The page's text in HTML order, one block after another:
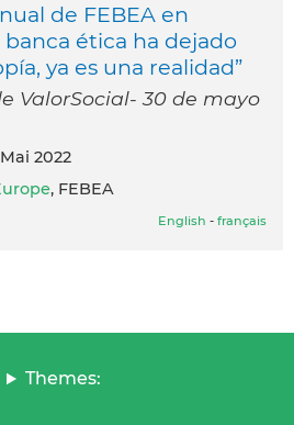
de FEBEA en
banca ética ha dejado
ya es una realidad”
ValorSocial- 30 de mayo
Mai 2022
, FEBEA
English - français
Themes: